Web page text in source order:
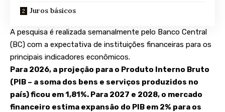
Juros básicos
A pesquisa é realizada semanalmente pelo Banco Central
(BC) com a expectativa de instituições financeiras para os
principais indicadores econômicos.
Para 2026, a projeção para o Produto Interno Bruto
(PIB – a soma dos bens e serviços produzidos no
país) ficou em 1,81%. Para 2027 e 2028, o mercado
financeiro estima expansão do PIB em 2% para os